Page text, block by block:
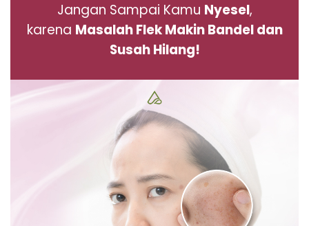
Jangan Sampai Kamu Nyesel,
karena Masalah Flek Makin Bandel dan
Susah Hilang!